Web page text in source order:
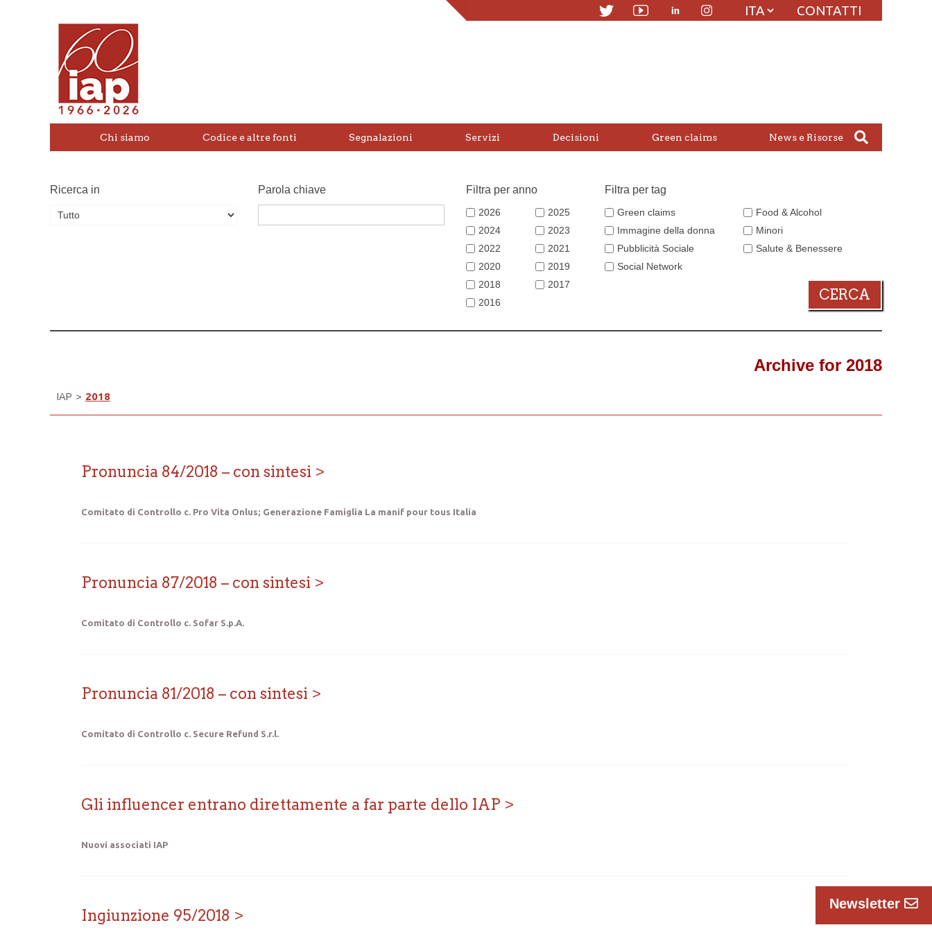
CONTATTI
Twitter Youtube Linkedin
Chi siamo Codice e altre fonti Segnalazioni Servizi Decisioni Green claims News e Risorse
Ricerca in Parola chiave Filtra per anno
2026
2025
2024
2023
2022
2021
2020
2019
2018
2017
2016
Filtra per tag
Green claims
Food & Alcohol
Immagine della donna
Minori
Pubblicità Sociale
Salute & Benessere
Social Network
CERCA
Archive for 2018
IAP > 2018
Newsletter
Pronuncia 84/2018 – con sintesi
Comitato di Controllo c. Pro Vita Onlus; Generazione Famiglia La manif pour tous Italia
Pronuncia 87/2018 – con sintesi
Comitato di Controllo c. Sofar S.p.A.
Pronuncia 81/2018 – con sintesi
Comitato di Controllo c. Secure Refund S.r.l.
Gli influencer entrano direttamente a far parte dello IAP
Nuovi associati IAP
Ingiunzione 95/2018